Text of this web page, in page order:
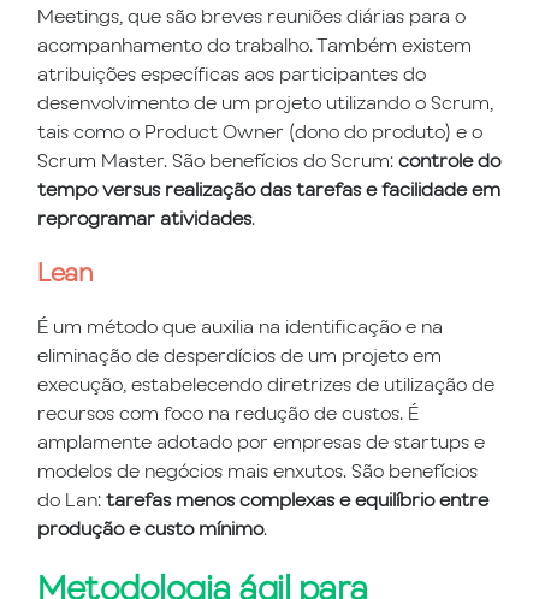
Meetings, que são breves reuniões diárias para o
acompanhamento do trabalho. Também existem
atribuições específicas aos participantes do
desenvolvimento de um projeto utilizando o Scrum,
tais como o Product Owner (dono do produto) e o
Scrum Master. São benefícios do Scrum: controle do
tempo versus realização das tarefas e facilidade em
reprogramar atividades.
Lean
É um método que auxilia na identificação e na
eliminação de desperdícios de um projeto em
execução, estabelecendo diretrizes de utilização de
recursos com foco na redução de custos. É
amplamente adotado por empresas de startups e
modelos de negócios mais enxutos. São benefícios
do Lan: tarefas menos complexas e equilíbrio entre
produção e custo mínimo.
Metodologia ágil para